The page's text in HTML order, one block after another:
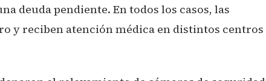
deuda pendiente. En todos los casos, las
y reciben atención médica en distintos centros